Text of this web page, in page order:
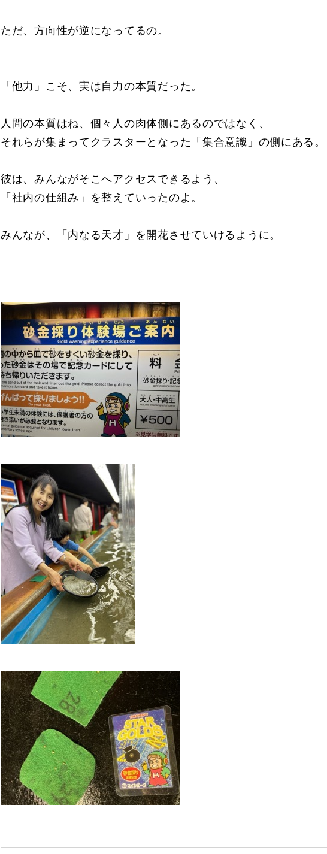
ただ、方向性が逆になってるの。
「他力」こそ、実は自力の本質だった。
人間の本質はね、個々人の肉体側にあるのではなく、
それらが集まってクラスターとなった「集合意識」の側にある。
彼は、みんながそこへアクセスできるよう、
「社内の仕組み」を整えていったのよ。
みんなが、「内なる天才」を開花させていけるように。